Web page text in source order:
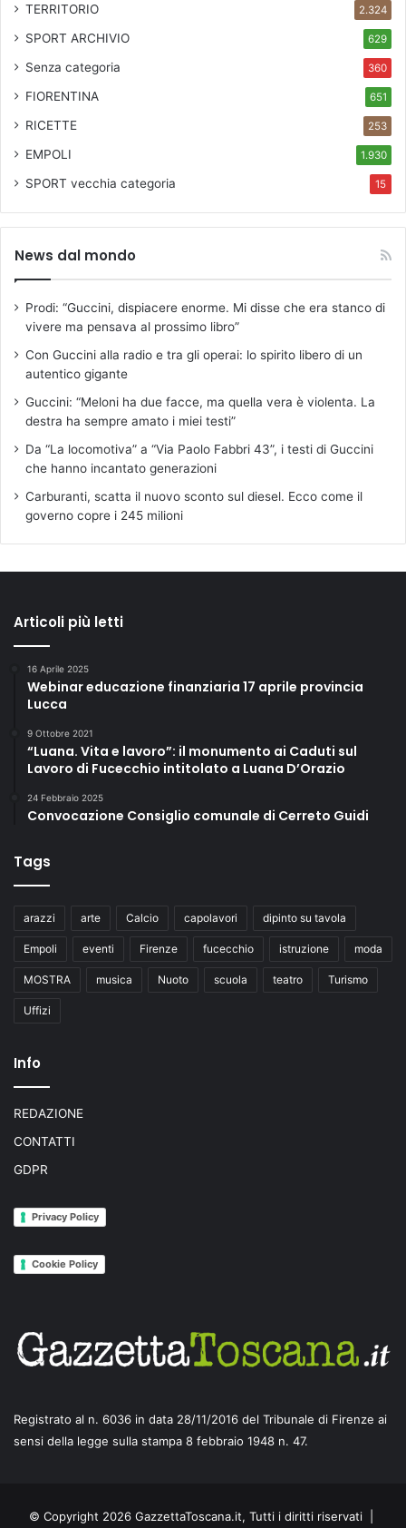
TERRITORIO 2.324
SPORT ARCHIVIO 629
Senza categoria 360
FIORENTINA 651
RICETTE 253
EMPOLI 1.930
SPORT vecchia categoria 15
News dal mondo
Prodi: “Guccini, dispiacere enorme. Mi disse che era stanco di
vivere ma pensava al prossimo libro”
Con Guccini alla radio e tra gli operai: lo spirito libero di un
autentico gigante
Guccini: “Meloni ha due facce, ma quella vera è violenta. La
destra ha sempre amato i miei testi”
Da “La locomotiva” a “Via Paolo Fabbri 43”, i testi di Guccini
che hanno incantato generazioni
Carburanti, scatta il nuovo sconto sul diesel. Ecco come il
governo copre i 245 milioni
Articoli più letti
16 Aprile 2025
Webinar educazione finanziaria 17 aprile provincia
Lucca
9 Ottobre 2021
“Luana. Vita e lavoro”: il monumento ai Caduti sul
Lavoro di Fucecchio intitolato a Luana D’Orazio
24 Febbraio 2025
Convocazione Consiglio comunale di Cerreto Guidi
Tags
arazzi arte Calcio capolavori dipinto su tavola
Empoli eventi Firenze fucecchio istruzione moda
MOSTRA musica Nuoto scuola teatro Turismo
Uffizi
Info
REDAZIONE
CONTATTI
GDPR
Privacy Policy
Cookie Policy
Registrato al n. 6036 in data 28/11/2016 del Tribunale di Firenze ai
sensi della legge sulla stampa 8 febbraio 1948 n. 47.
© Copyright 2026 GazzettaToscana.it, Tutti i diritti riservati |